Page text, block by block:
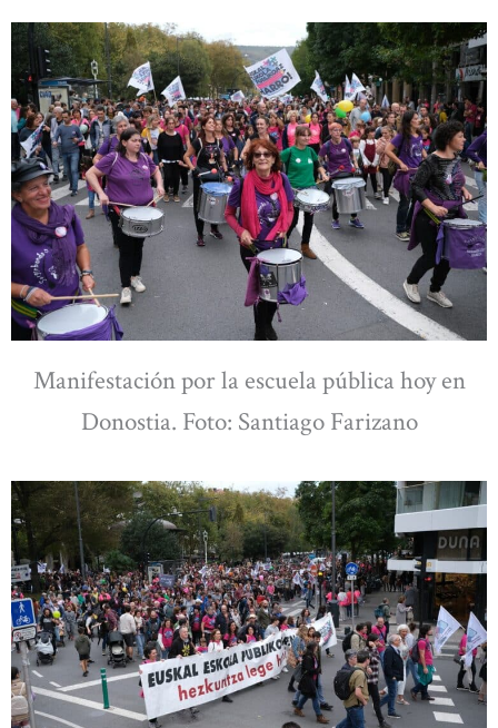
Manifestación por la escuela pública hoy en
Donostia. Foto: Santiago Farizano